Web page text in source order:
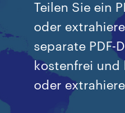
Teilen Sie ein
oder
separate PDF-
kostenfrei
oder